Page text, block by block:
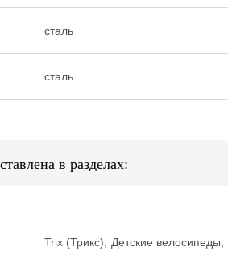
сталь
сталь
в разделах:
Trix (Трикс) Детские велосипеды